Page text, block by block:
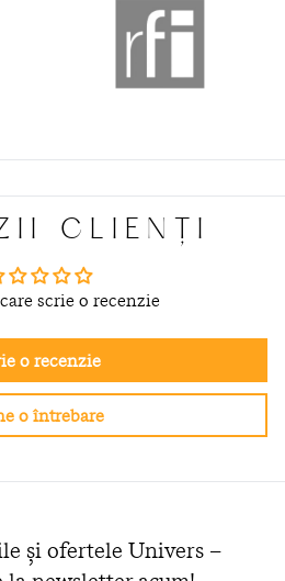
CLIENȚI
scrie o recenzie
o recenzie
o întrebare
și ofertele Univers –